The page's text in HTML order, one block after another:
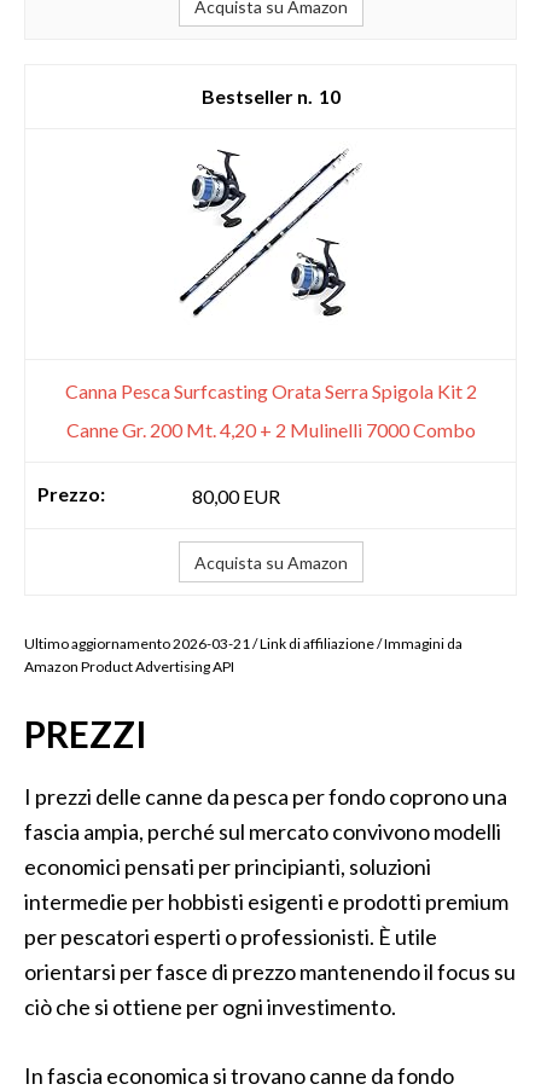
Acquista su Amazon
10
Canna Pesca Surfcasting Orata Serra Spigola Kit 2
Canne Gr. 200 Mt. 4,20 + 2 Mulinelli 7000 Combo
80,00 EUR
Acquista su Amazon
Ultimo aggiornamento 2026-03-21 / Link di affiliazione / Immagini da
Amazon Product Advertising API
PREZZI
I prezzi delle canne da pesca per fondo coprono una
fascia ampia, perché sul mercato convivono modelli
economici pensati per principianti, soluzioni
intermedie per hobbisti esigenti e prodotti premium
per pescatori esperti o professionisti. È utile
orientarsi per fasce di prezzo mantenendo il focus su
ciò che si ottiene per ogni investimento.
In fascia economica si trovano canne da fondo